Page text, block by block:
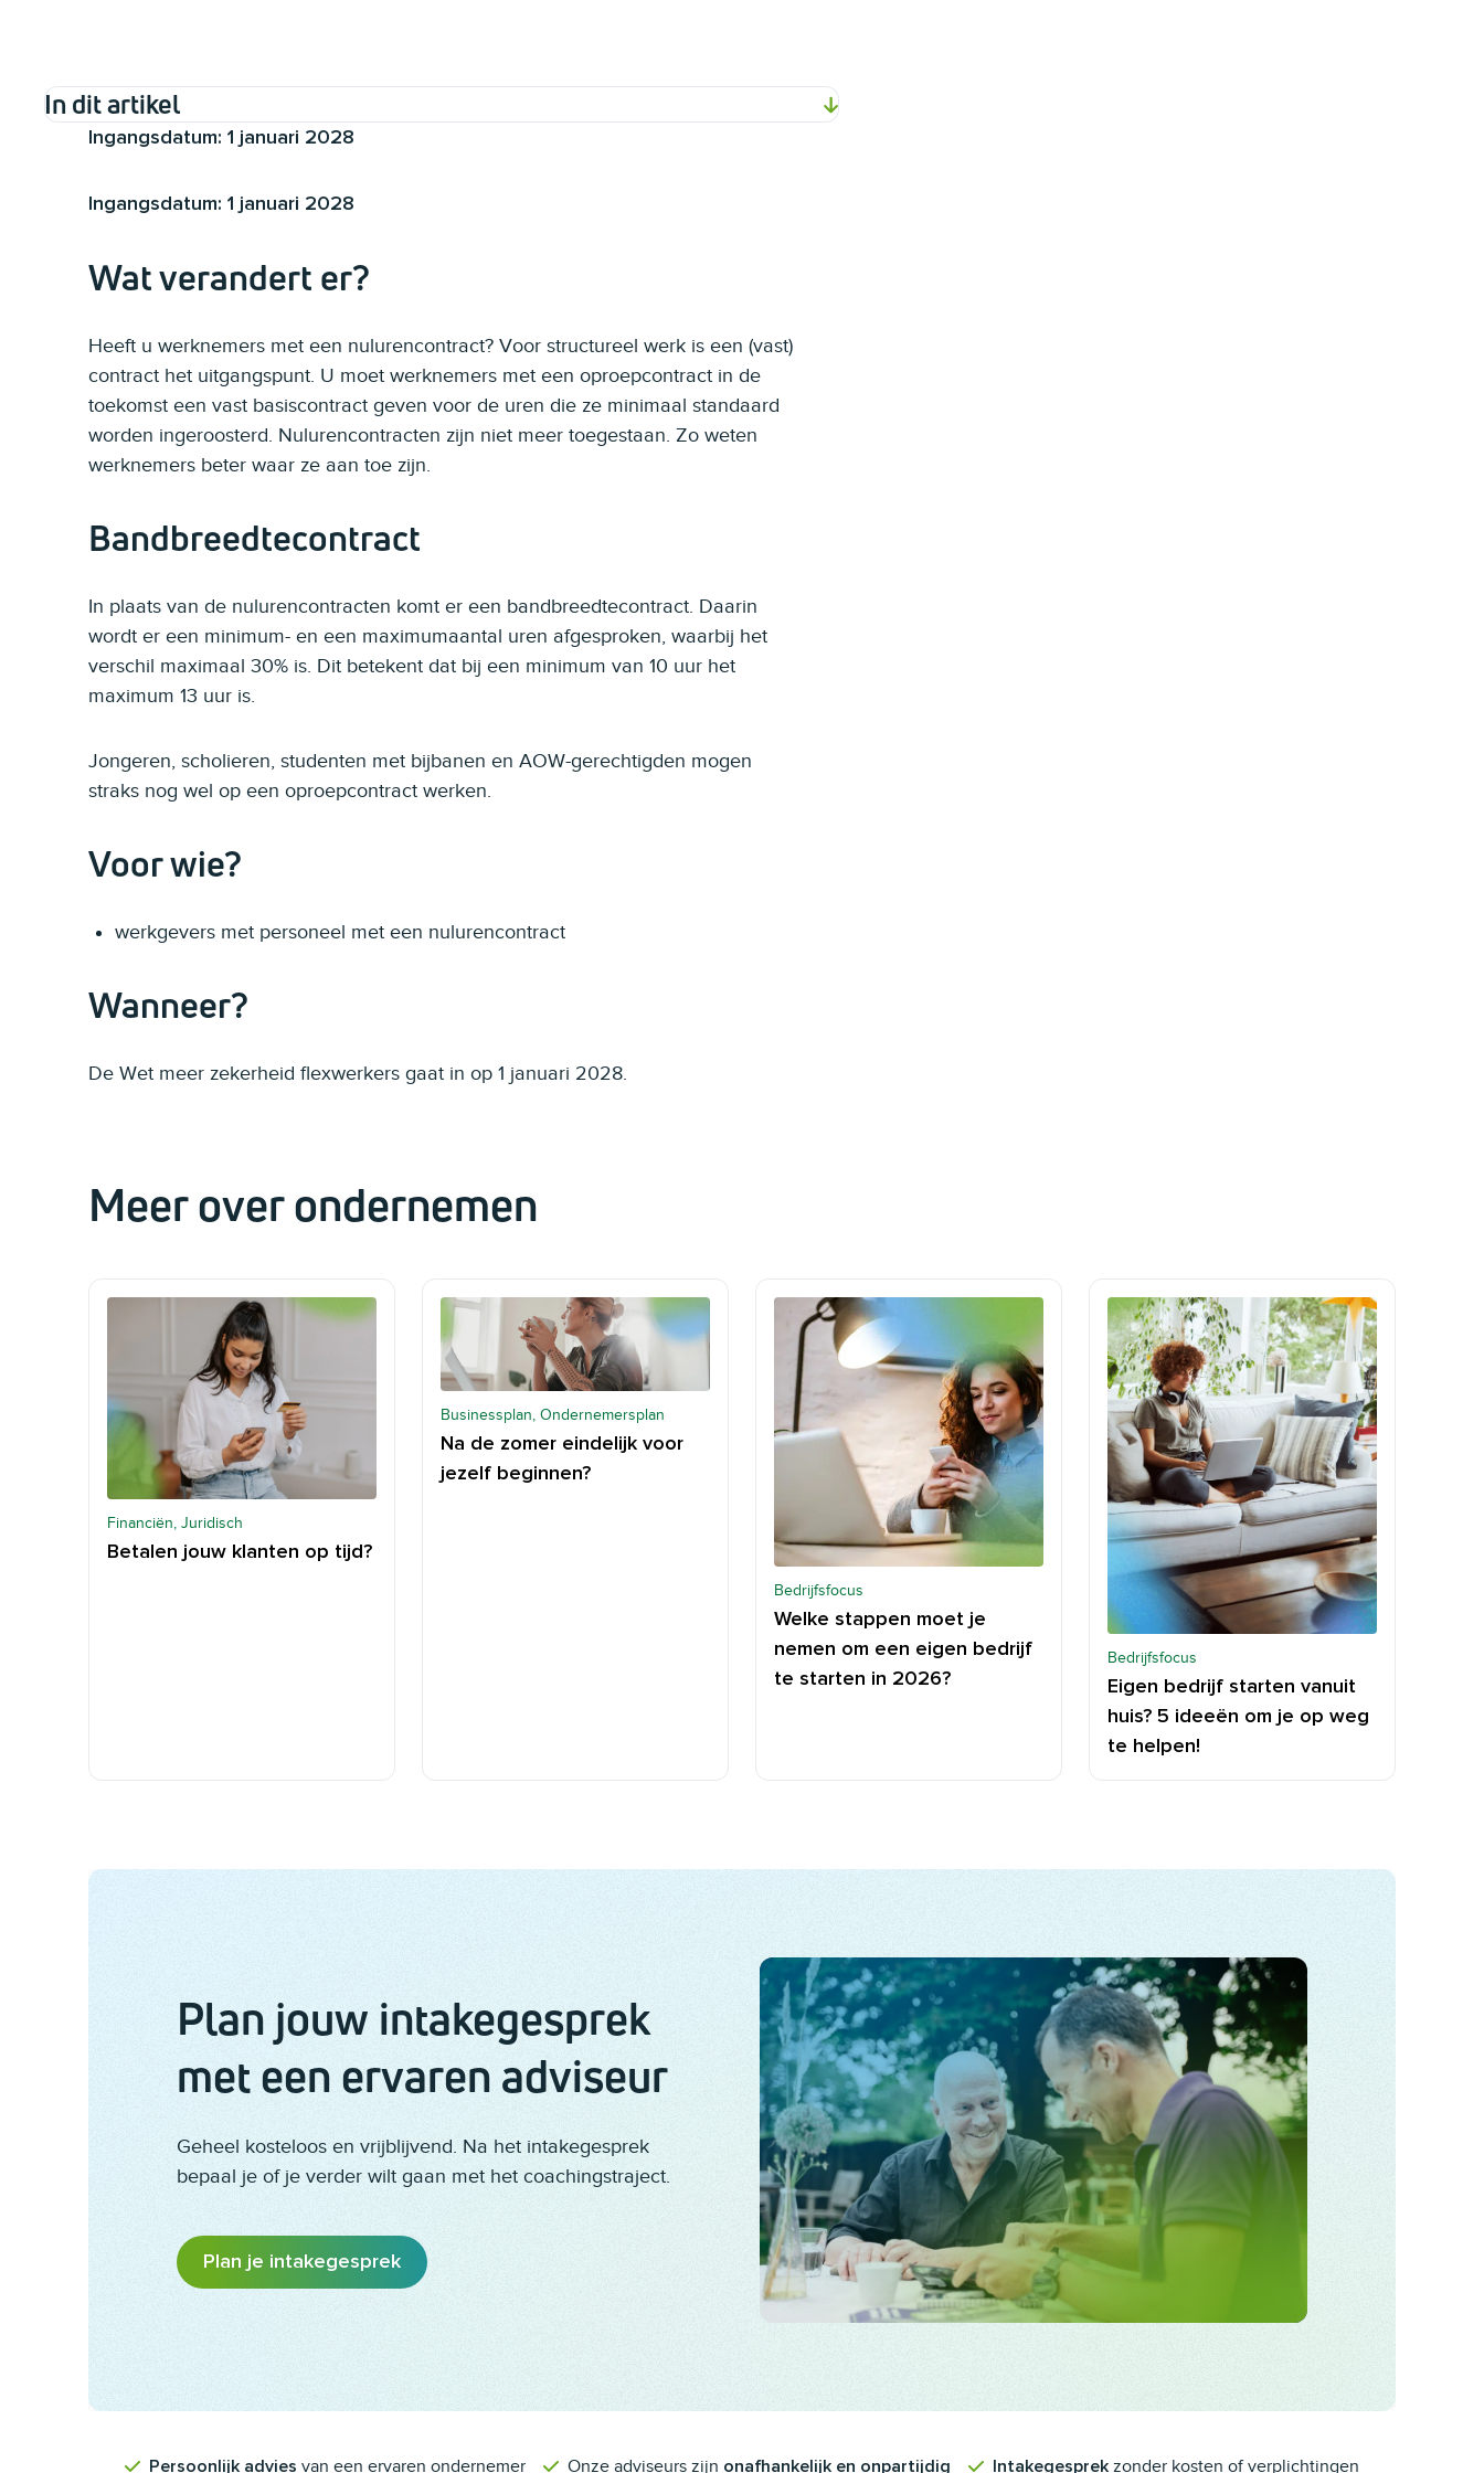
In dit artikel
Ingangsdatum: 1 januari 2028
Ingangsdatum: 1 januari 2028
Wat verandert er?
Heeft u werknemers met een nulurencontract? Voor structureel werk is een (vast)
contract het uitgangspunt. U moet werknemers met een oproepcontract in de
toekomst een vast basiscontract geven voor de uren die ze minimaal standaard
worden ingeroosterd. Nulurencontracten zijn niet meer toegestaan. Zo weten
werknemers beter waar ze aan toe zijn.
Bandbreedtecontract
In plaats van de nulurencontracten komt er een bandbreedtecontract. Daarin
wordt er een minimum- en een maximumaantal uren afgesproken, waarbij het
verschil maximaal 30% is. Dit betekent dat bij een minimum van 10 uur het
maximum 13 uur is.
Jongeren, scholieren, studenten met bijbanen en AOW-gerechtigden mogen
straks nog wel op een oproepcontract werken.
Voor wie?
werkgevers met personeel met een nulurencontract
Wanneer?
De Wet meer zekerheid flexwerkers gaat in op 1 januari 2028.
Meer over ondernemen
Financiën, Juridisch
Betalen jouw klanten op tijd?
Businessplan, Ondernemersplan
Na de zomer eindelijk voor
jezelf beginnen?
Bedrijfsfocus
Welke stappen moet je
nemen om een eigen bedrijf
te starten in 2026?
Bedrijfsfocus
Eigen bedrijf starten vanuit
huis? 5 ideeën om je op weg
te helpen!
Plan jouw intakegesprek
met een ervaren adviseur
Geheel kosteloos en vrijblijvend. Na het intakegesprek
bepaal je of je verder wilt gaan met het coachingstraject.
Plan je intakegesprek
Persoonlijk advies van een ervaren ondernemer Onze adviseurs zijn onafhankelijk en onpartijdig Intakegesprek zonder kosten of verplichtingen